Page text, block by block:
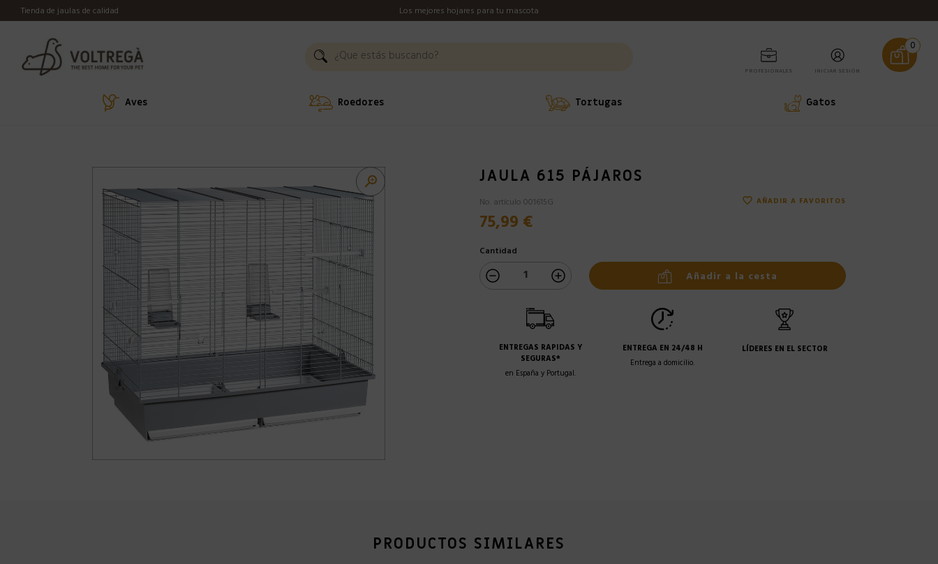
Tienda de jaulas de calidad Los mejores hojares para tu mascota
PROFESIONALES INICIAR SESIÓN
0
Aves Roedores Tortugas Gatos
 JAULA 615 PÁJAROS
No. artículo 001615G favorite_border AÑADIR A FAVORITOS
75,99 €
Cantidad
Añadir a la cesta
ENTREGAS RAPIDAS Y
SEGURAS*
en España y Portugal.
ENTREGA EN 24/48 H
Entrega a domicilio.
LÍDERES EN EL SECTOR
PRODUCTOS SIMILARES